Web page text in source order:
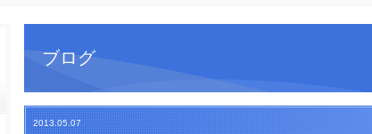
ブログ
2013.05.07